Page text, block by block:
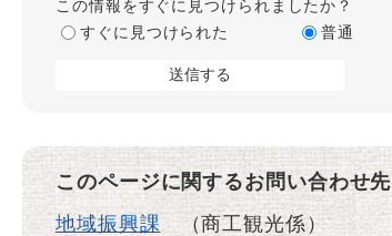
この情報をすぐに見つけられましたか？
すぐに見つけられた
普通
このページに関するお問い合わせ先
地域振興課
商工観光係